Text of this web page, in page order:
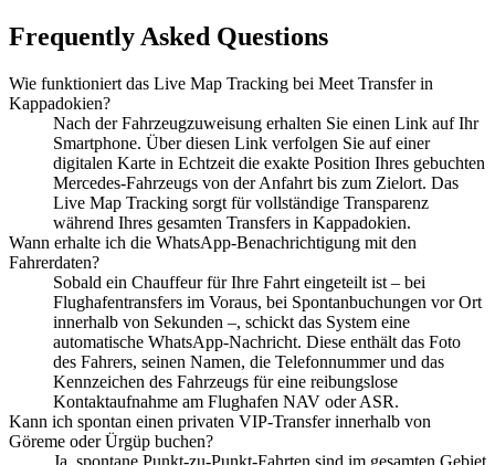
Frequently Asked Questions
Wie funktioniert das Live Map Tracking bei Meet Transfer in
Kappadokien?
Nach der Fahrzeugzuweisung erhalten Sie einen Link auf Ihr
Smartphone. Über diesen Link verfolgen Sie auf einer
digitalen Karte in Echtzeit die exakte Position Ihres gebuchten
Mercedes-Fahrzeugs von der Anfahrt bis zum Zielort. Das
Live Map Tracking sorgt für vollständige Transparenz
während Ihres gesamten Transfers in Kappadokien.
Wann erhalte ich die WhatsApp-Benachrichtigung mit den
Fahrerdaten?
Sobald ein Chauffeur für Ihre Fahrt eingeteilt ist – bei
Flughafentransfers im Voraus, bei Spontanbuchungen vor Ort
innerhalb von Sekunden –, schickt das System eine
automatische WhatsApp-Nachricht. Diese enthält das Foto
des Fahrers, seinen Namen, die Telefonnummer und das
Kennzeichen des Fahrzeugs für eine reibungslose
Kontaktaufnahme am Flughafen NAV oder ASR.
Kann ich spontan einen privaten VIP-Transfer innerhalb von
Göreme oder Ürgüp buchen?
Ja, spontane Punkt-zu-Punkt-Fahrten sind im gesamten Gebiet